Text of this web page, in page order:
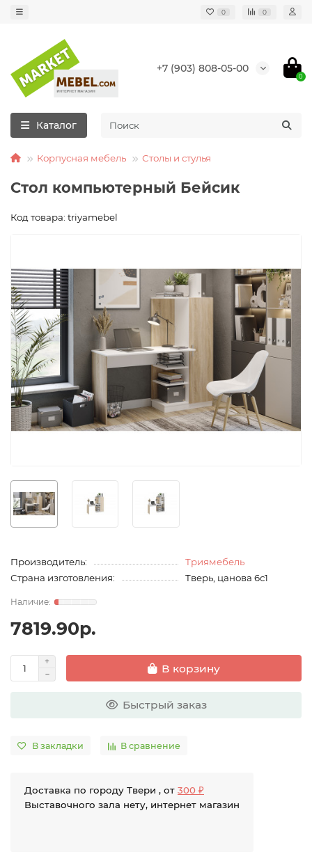
0 0
+7 (903) 808-05-00
0
Каталог
Корпусная мебель Столы и стулья
Стол компьютерный Бейсик
Код товара: triyamebel
Производитель:
Триямебель
Страна изготовления:
Тверь, цанова 6с1
7819.90р.
В корзину
Быстрый заказ
В закладки В сравнение
Доставка по городу Твери , от 300 ₽
Выставочного зала нету, интернет магазин